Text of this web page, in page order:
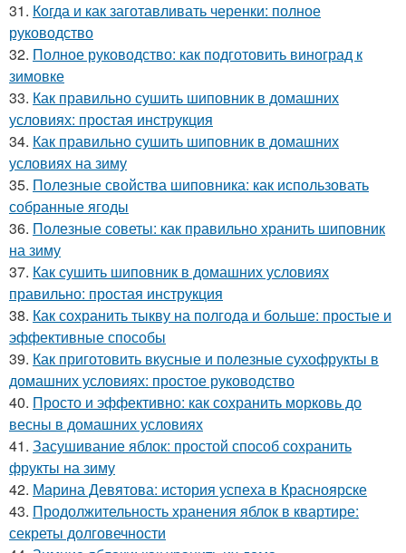
31. Когда и как заготавливать черенки: полное
руководство
32. Полное руководство: как подготовить виноград к
зимовке
33. Как правильно сушить шиповник в домашних
условиях: простая инструкция
34. Как правильно сушить шиповник в домашних
условиях на зиму
35. Полезные свойства шиповника: как использовать
собранные ягоды
36. Полезные советы: как правильно хранить шиповник
на зиму
37. Как сушить шиповник в домашних условиях
правильно: простая инструкция
38. Как сохранить тыкву на полгода и больше: простые и
эффективные способы
39. Как приготовить вкусные и полезные сухофрукты в
домашних условиях: простое руководство
40. Просто и эффективно: как сохранить морковь до
весны в домашних условиях
41. Засушивание яблок: простой способ сохранить
фрукты на зиму
42. Марина Девятова: история успеха в Красноярске
43. Продолжительность хранения яблок в квартире:
секреты долговечности